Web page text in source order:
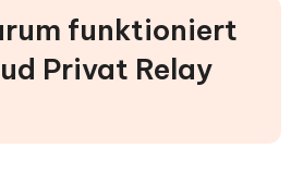
funktioniert
Privat Relay